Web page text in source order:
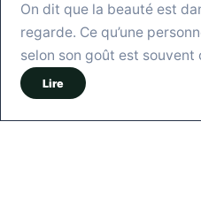
On dit que la beauté est
regarde. Ce qu’une
selon son goût est
Lire